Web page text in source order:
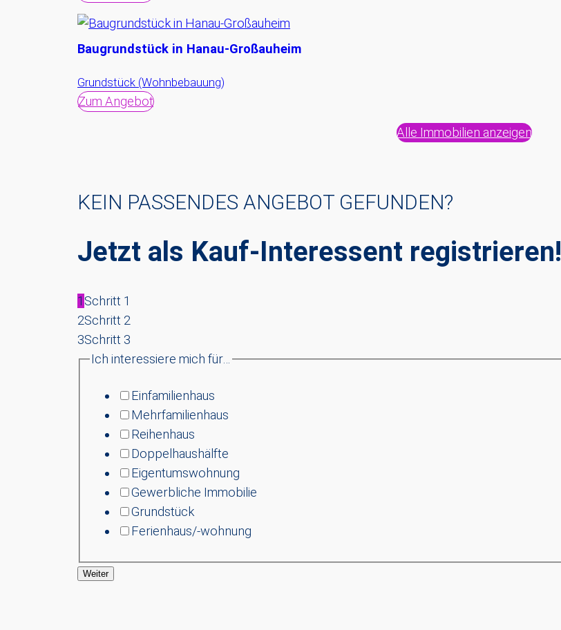
Baugrundstück in Hanau-Großauheim
Grundstück (Wohnbebauung)
Zum Angebot
Alle Immobilien anzeigen
KEIN PASSENDES ANGEBOT GEFUNDEN?
Jetzt als Kauf-Interessent registrieren!
1Schritt 1
2Schritt 2
3Schritt 3
Ich interessiere mich für…
Einfamilienhaus
Mehrfamilienhaus
Reihenhaus
Doppelhaushälfte
Eigentumswohnung
Gewerbliche Immobilie
Grundstück
Ferienhaus/-wohnung
Weiter